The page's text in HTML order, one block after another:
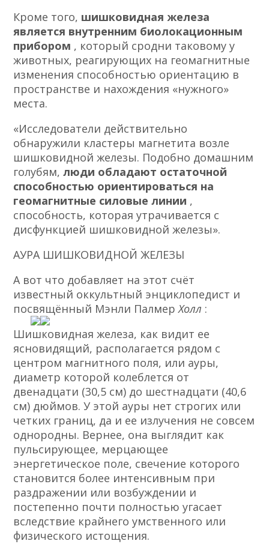
Кроме того, шишковидная железа
является внутренним биолокационным
прибором , который сродни таковому у
животных, реагирующих на геомагнитные
изменения способностью ориентацию в
пространстве и нахождения «нужного»
места.
«Исследователи действительно
обнаружили кластеры магнетита возле
шишковидной железы. Подобно домашним
голубям,люди обладают остаточной
способностью ориентироваться на
геомагнитные силовые линии ,
способность, которая утрачивается с
дисфункцией шишковидной железы».
АУРА ШИШКОВИДНОЙ ЖЕЛЕЗЫ
А вот что добавляет на этот счёт
известный оккультный энциклопедист и
посвящённый Мэнли ПалмерХолл :
Шишковидная железа, как видит ее
ясновидящий, располагается рядом с
центром магнитного поля, или ауры,
диаметр которой колеблется от
двенадцати (30,5 см) до шестнадцати (40,6
см) дюймов. У этой ауры нет строгих или
четких границ, да и ее излучения не совсем
однородны. Вернее, она выглядит как
пульсирующее, мерцающее
энергетическое поле, свечение которого
становится более интенсивным при
раздражении или возбуждении и
постепенно почти полностью угасает
вследствие крайнего умственного или
физического истощения.